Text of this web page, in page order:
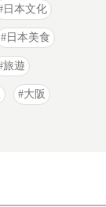
日本文化
日本美食
旅遊
大阪